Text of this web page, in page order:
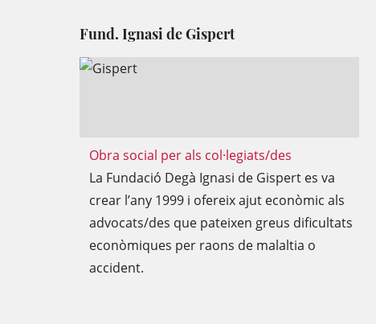
Fund. Ignasi de Gispert
Obra social per als col·legiats/des
La Fundació Degà Ignasi de Gispert es va
crear l’any 1999 i ofereix ajut econòmic als
advocats/des que pateixen greus dificultats
econòmiques per raons de malaltia o
accident.